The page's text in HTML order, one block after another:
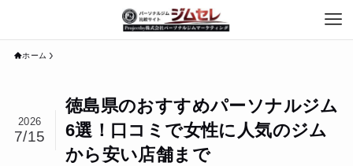
ホーム
徳島県のおすすめパーソナルジム
6選！口コミで女性に人気のジム
から安い店舗まで
2026
7/15